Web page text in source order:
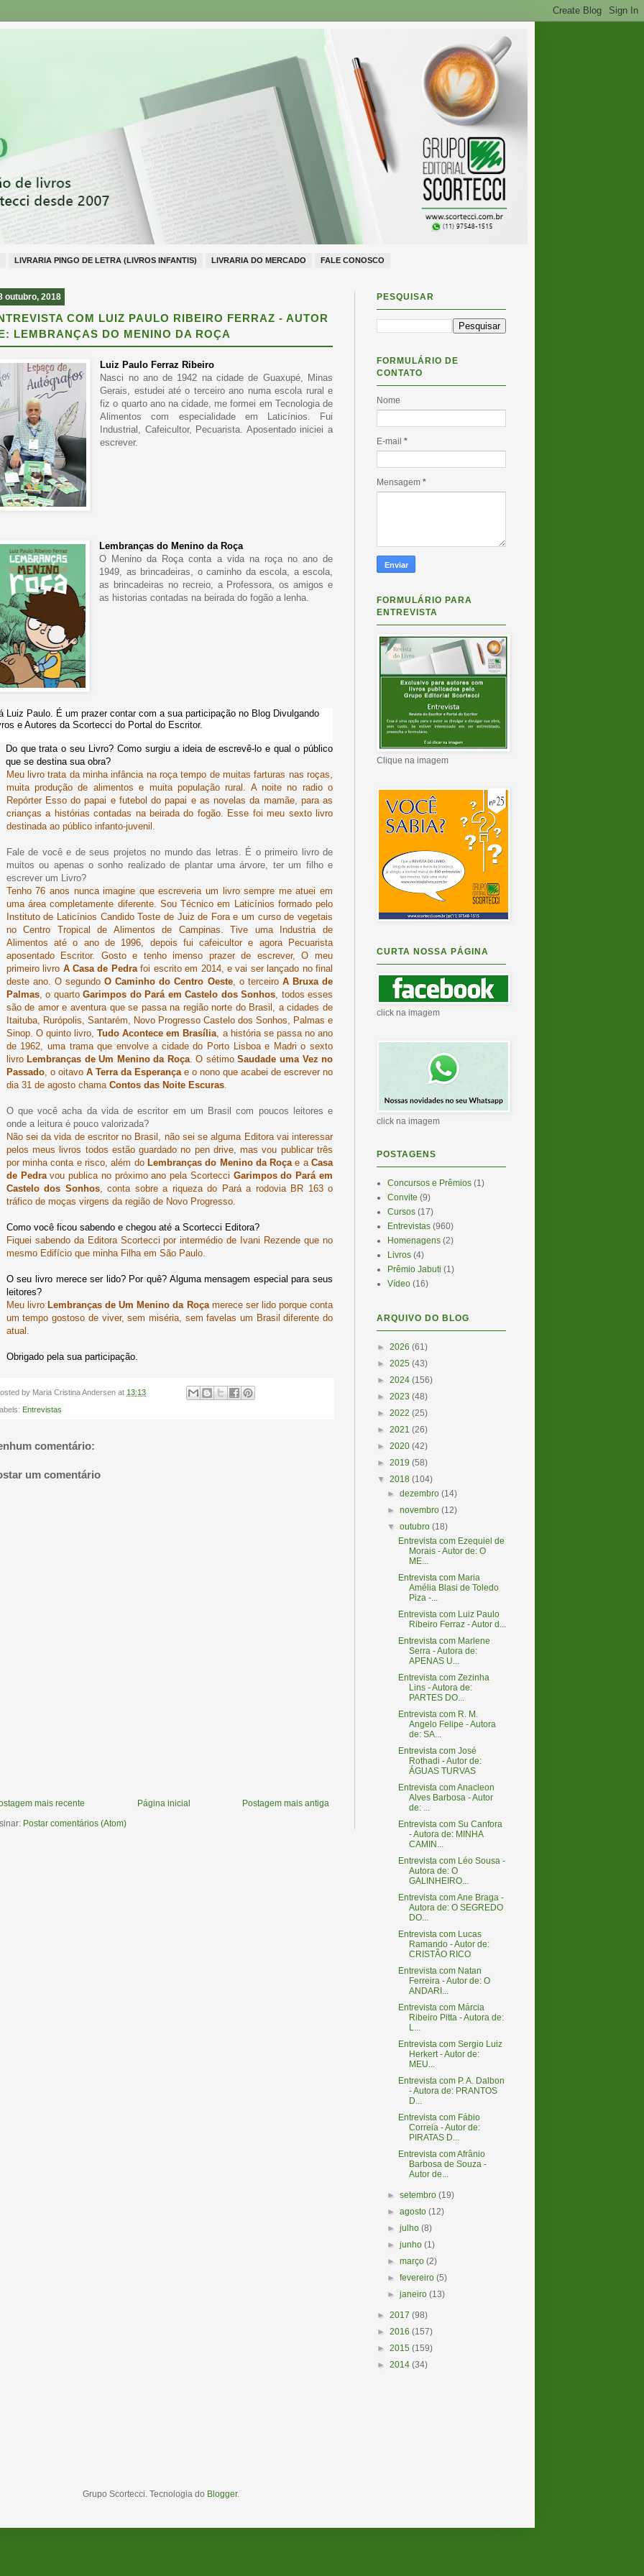
LIVRARIA PINGO DE LETRA (LIVROS INFANTIS) LIVRARIA DO MERCADO FALE CONOSCO
outubro, 2018
COM LUIZ PAULO RIBEIRO FERRAZ - AUTOR
LEMBRANÇAS DO MENINO DA ROÇA
Luiz Paulo Ferraz Ribeiro
Nasci no ano de 1942 na cidade de Guaxupé, Minas
Gerais, estudei até o terceiro ano numa escola rural e
fiz o quarto ano na cidade, me formei em Tecnologia de
Alimentos com especialidade em Laticínios. Fui
Industrial, Cafeicultor, Pecuarista. Aposentado iniciei a
escrever.
Lembranças do Menino da Roça
O Menino da Roça conta a vida na roça no ano de
1949, as brincadeiras, o caminho da escola, a escola,
as brincadeiras no recreio, a Professora, os amigos e
as historias contadas na beirada do fogão a lenha.
Luiz Paulo. É um prazer contar com a sua participação no Blog Divulgando
e Autores da Scortecci do Portal do Escritor.
Do que trata o seu Livro? Como surgiu a ideia de escrevê-lo e qual o público
que se destina sua obra?
Meu livro trata da minha infância na roça tempo de muitas farturas nas roças,
muita produção de alimentos e muita população rural. A noite no radio o
Repórter Esso do papai e futebol do papai e as novelas da mamãe, para as
crianças a histórias contadas na beirada do fogão. Esse foi meu sexto livro
destinada ao público infanto-juvenil.
Fale de você e de seus projetos no mundo das letras. É o primeiro livro de
muitos ou apenas o sonho realizado de plantar uma árvore, ter um filho e
escrever um Livro?
Tenho 76 anos nunca imagine que escreveria um livro sempre me atuei em
uma área completamente diferente. Sou Técnico em Laticínios formado pelo
Instituto de Laticínios Candido Toste de Juiz de Fora e um curso de vegetais
no Centro Tropical de Alimentos de Campinas. Tive uma Industria de
Alimentos até o ano de 1996, depois fui cafeicultor e agora Pecuarista
aposentado Escritor. Gosto e tenho imenso prazer de escrever, O meu
primeiro livro A Casa de Pedrafoi escrito em 2014, e vai ser lançado no final
deste ano. O segundoO Caminho do Centro Oeste, o terceiro A Bruxa de
Palmas, o quartoGarimpos do Pará em Castelo dos Sonhos, todos esses
são de amor e aventura que se passa na região norte do Brasil, a cidades de
Itaituba, Rurópolis, Santarém, Novo Progresso Castelo dos Sonhos, Palmas e
Sinop. O quinto livro,Tudo Acontece em Brasília, a história se passa no ano
de 1962, uma trama que envolve a cidade do Porto Lisboa e Madri o sexto
livro Lembranças de Um Menino da Roça. O sétimoSaudade uma Vez no
Passado, o oitavo A Terra da Esperançae o nono que acabei de escrever no
dia 31 de agosto chama Contos das Noite Escuras.
O que você acha da vida de escritor em um Brasil com poucos leitores e
onde a leitura é pouco valorizada?
Não sei da vida de escritor no Brasil, não sei se alguma Editora vai interessar
pelos meus livros todos estão guardado no pen drive, mas vou publicar três
por minha conta e risco, além do Lembranças do Menino da Roçae aCasa
de Pedravou publica no próximo ano pela Scortecci Garimpos do Pará em
Castelo dos Sonhos, conta sobre a riqueza do Pará a rodovia BR 163 o
tráfico de moças virgens da região de Novo Progresso.
Como você ficou sabendo e chegou até a Scortecci Editora?
Fiquei sabendo da Editora Scortecci por intermédio de Ivani Rezende que no
mesmo Edifício que minha Filha em São Paulo.
O seu livro merece ser lido? Por quê? Alguma mensagem especial para seus
leitores?
Meu livro Lembranças de Um Menino da Roçamerece ser lido porque conta
um tempo gostoso de viver, sem miséria, sem favelas um Brasil diferente do
atual.
Obrigado pela sua participação.
by Maria Cristina Andersen at 13:13
Entrevistas
comentário:
um comentário
mais recente Postagem mais antiga
Página inicial
Postar comentários (Atom)
PESQUISAR
FORMULÁRIO DE
CONTATO
Nome
E-mail *
Mensagem *
FORMULÁRIO PARA
ENTREVISTA
Clique na imagem
CURTA NOSSA PÁGINA
click na imagem
click na imagem
POSTAGENS
Concursos e Prêmios (1)
Convite (9)
Cursos (17)
Entrevistas (960)
Homenagens (2)
Livros (4)
Prêmio Jabuti (1)
Vídeo (16)
ARQUIVO DO BLOG
► 2026 (61)
► 2025 (43)
► 2024 (156)
► 2023 (48)
► 2022 (25)
► 2021 (26)
► 2020 (42)
► 2019 (58)
▼ 2018 (104)
►dezembro(14)
►novembro(12)
▼outubro(18)
Entrevista com Ezequiel de
Morais - Autor de: O
ME...
Entrevista com Maria
Amélia Blasi de Toledo
Piza -...
Entrevista com Luiz Paulo
Ribeiro Ferraz - Autor d...
Entrevista com Marlene
Serra - Autora de:
APENAS U...
Entrevista com Zezinha
Lins - Autora de:
PARTES DO...
Entrevista com R. M.
Angelo Felipe - Autora
de: SA...
Entrevista com José
Rothadi - Autor de:
ÁGUAS TURVAS
Entrevista com Anacleon
Alves Barbosa - Autor
de: ...
Entrevista com Su Canfora
- Autora de: MINHA
CAMIN...
Entrevista com Léo Sousa -
Autora de: O
GALINHEIRO...
Entrevista com Ane Braga -
Autora de: O SEGREDO
DO...
Entrevista com Lucas
Ramando - Autor de:
CRISTÃO RICO
Entrevista com Natan
Ferreira - Autor de: O
ANDARI...
Entrevista com Márcia
Ribeiro Pitta - Autora de:
L...
Entrevista com Sergio Luiz
Herkert - Autor de:
MEU...
Entrevista com P. A. Dalbon
- Autora de: PRANTOS
D...
Entrevista com Fábio
Correia - Autor de:
PIRATAS D...
Entrevista com Afrânio
Barbosa de Souza -
Autor de...
►setembro(19)
►agosto(12)
►julho(8)
►junho(1)
►março(2)
►fevereiro(5)
►janeiro(13)
► 2017 (98)
► 2016 (157)
► 2015 (159)
► 2014 (34)
Grupo Scortecci. Tecnologia do Blogger.